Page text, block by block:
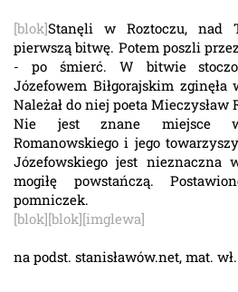
[blok]Stanęli w Roztoczu, nad
pierwszą bitwę. Potem poszli
- po śmierć. W bitwie
Józefowem Biłgorajskim zginęła
Należał do niej poeta Mieczysław
Nie jest znane miejsce
Romanowskiego i jego
Józefowskiego jest nieznaczna
mogiłę powstańczą.
pomniczek.
[blok][blok][imglewa]
na podst. stanisławów.net, mat. wł.